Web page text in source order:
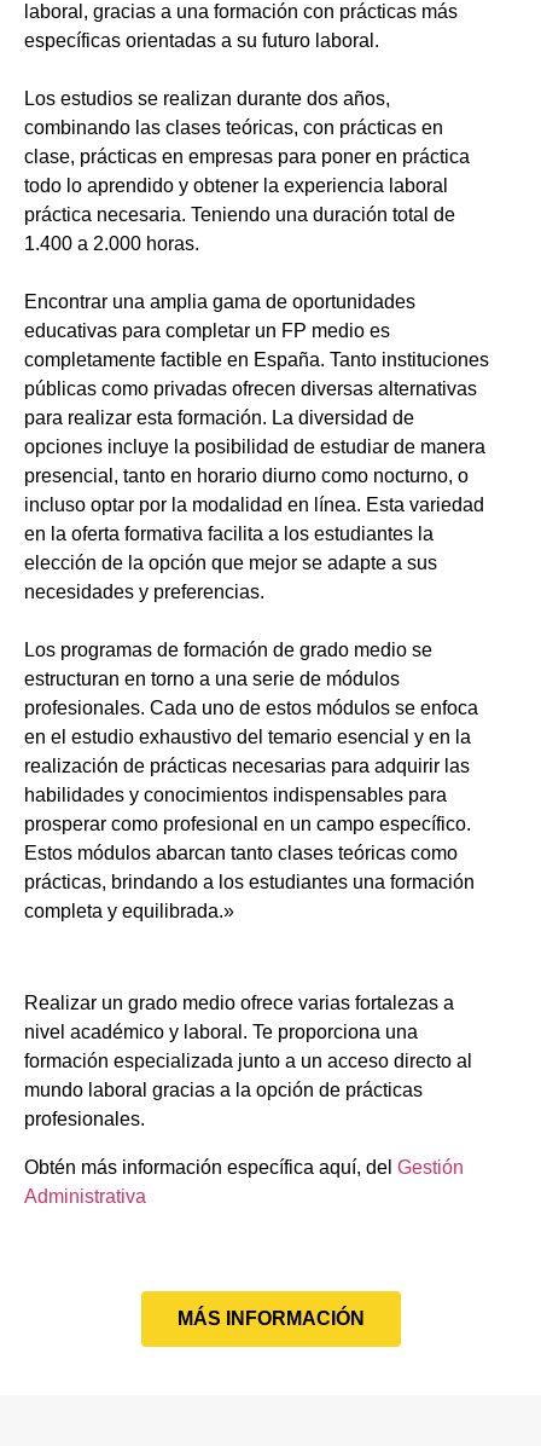
laboral, gracias a una formación con prácticas más
específicas orientadas a su futuro laboral.
Los estudios se realizan durante dos años,
combinando las clases teóricas, con prácticas en
clase, prácticas en empresas para poner en práctica
todo lo aprendido y obtener la experiencia laboral
práctica necesaria. Teniendo una duración total de
1.400 a 2.000 horas.
Encontrar una amplia gama de oportunidades
educativas para completar un FP medio es
completamente factible en España. Tanto instituciones
públicas como privadas ofrecen diversas alternativas
para realizar esta formación. La diversidad de
opciones incluye la posibilidad de estudiar de manera
presencial, tanto en horario diurno como nocturno, o
incluso optar por la modalidad en línea. Esta variedad
en la oferta formativa facilita a los estudiantes la
elección de la opción que mejor se adapte a sus
necesidades y preferencias.
Los programas de formación de grado medio se
estructuran en torno a una serie de módulos
profesionales. Cada uno de estos módulos se enfoca
en el estudio exhaustivo del temario esencial y en la
realización de prácticas necesarias para adquirir las
habilidades y conocimientos indispensables para
prosperar como profesional en un campo específico.
Estos módulos abarcan tanto clases teóricas como
prácticas, brindando a los estudiantes una formación
completa y equilibrada.»
Realizar un grado medio ofrece varias fortalezas a
nivel académico y laboral. Te proporciona una
formación especializada junto a un acceso directo al
mundo laboral gracias a la opción de prácticas
profesionales.
Obtén más información específica aquí, del Gestión
Administrativa
MÁS INFORMACIÓN